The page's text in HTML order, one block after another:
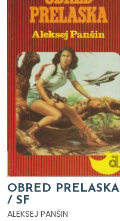
OBRED PRELASKA
/ SF
ALEKSEJ PANŠIN